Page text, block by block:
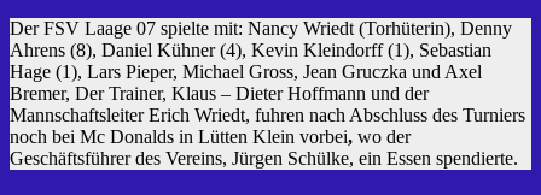
Der FSV Laage 07 spielte mit: Nancy Wriedt (Torhüterin), Denny
Ahrens (8), Daniel Kühner (4), Kevin Kleindorff (1), Sebastian
Hage (1), Lars Pieper, Michael Gross, Jean Gruczka und Axel
Bremer, Der Trainer, Klaus – Dieter Hoffmann und der
Mannschaftsleiter Erich Wriedt, fuhren nach Abschluss des Turniers
noch bei Mc Donalds in Lütten Klein vorbei, wo der
Geschäftsführer des Vereins, Jürgen Schülke, ein Essen spendierte.